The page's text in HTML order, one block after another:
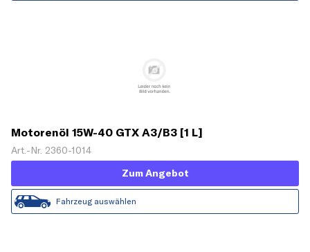
Motorenöl 15W-40 GTX A3/B3 [1 L]
Art.-Nr. 2360-1014
Zum Angebot
Fahrzeug auswählen